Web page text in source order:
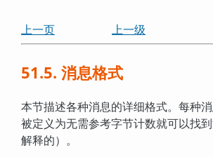
上一页
上一级
51.5. 消息格式
本节描述各种消息的详细格式。每种
被定义为无需参考字节计数就可以找
解释的）。